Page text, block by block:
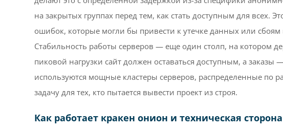
на закрытых группах перед тем, как стать доступным для всех.
ошибок, которые могли бы привести к утечке данных или сбоям
Стабильность работы серверов — еще один столп, на котором
пиковой нагрузки сайт должен оставаться доступным, а заказы
используются мощные кластеры серверов, распределенные по
задачу для тех, кто пытается вывести проект из строя.
Как работает кракен онион и техническая